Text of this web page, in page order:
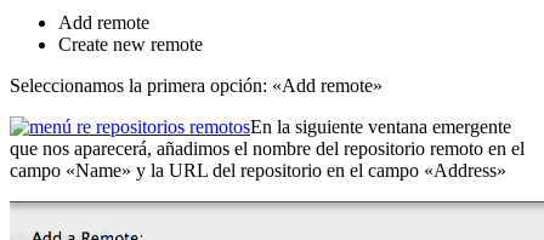
Add remote
Create new remote
Seleccionamos la primera opción: «Add remote»
En la siguiente ventana emergente
que nos aparecerá, añadimos el nombre del repositorio remoto en el
campo «Name» y la URL del repositorio en el campo «Address»